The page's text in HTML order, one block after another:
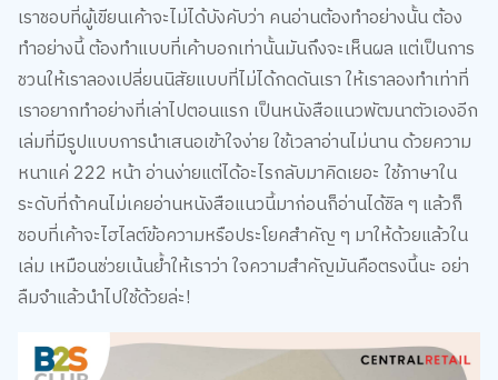
เราชอบที่ผู้เขียนเค้าจะไม่ได้บังคับว่า คนอ่านต้องทำอย่างนั้น ต้อง
ทำอย่างนี้ ต้องทำแบบที่เค้าบอกเท่านั้นมันถึงจะเห็นผล แต่เป็นการ
ชวนให้เราลองเปลี่ยนนิสัยแบบที่ไม่ได้กดดันเรา ให้เราลองทำเท่าที่
เราอยากทำอย่างที่เล่าไปตอนแรก เป็นหนังสือแนวพัฒนาตัวเองอีก
เล่มที่มีรูปแบบการนำเสนอเข้าใจง่าย ใช้เวลาอ่านไม่นาน ด้วยความ
หนาแค่ 222 หน้า อ่านง่ายแต่ได้อะไรกลับมาคิดเยอะ ใช้ภาษาใน
ระดับที่ถ้าคนไม่เคยอ่านหนังสือแนวนี้มาก่อนก็อ่านได้ชิล ๆ แล้วก็
ชอบที่เค้าจะไฮไลต์ข้อความหรือประโยคสำคัญ ๆ มาให้ด้วยแล้วใน
เล่ม เหมือนช่วยเน้นย้ำให้เราว่า ใจความสำคัญมันคือตรงนี้นะ อย่า
ลืมจำแล้วนำไปใช้ด้วยล่ะ!